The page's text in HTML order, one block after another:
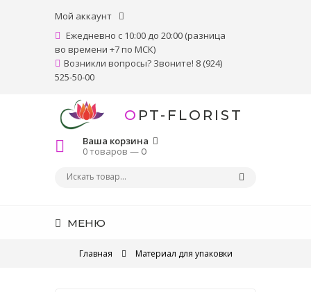
Мой аккаунт
Ежедневно с 10:00 до 20:00 (разница
во времени +7 по МСК)
Возникли вопросы? Звоните! 8 (924)
525-50-00
OPT-FLORIST
Ваша корзина
0 товаров —0
МЕНЮ
Главная Материал для упаковки